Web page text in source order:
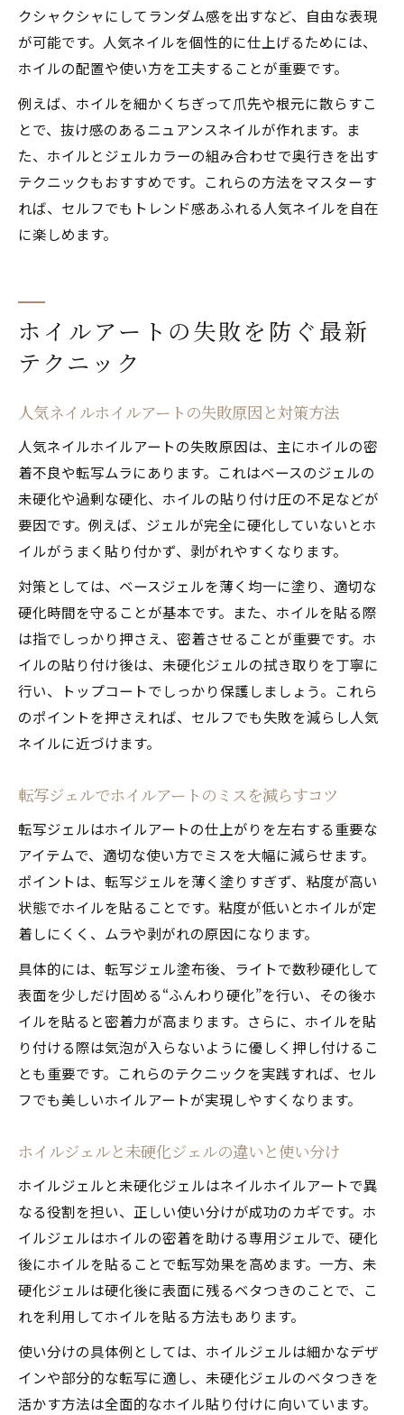
クシャクシャにしてランダム感を出すなど、自由な表現
が可能です。人気ネイルを個性的に仕上げるためには、
ホイルの配置や使い方を工夫することが重要です。
例えば、ホイルを細かくちぎって爪先や根元に散らすこ
とで、抜け感のあるニュアンスネイルが作れます。ま
た、ホイルとジェルカラーの組み合わせで奥行きを出す
テクニックもおすすめです。これらの方法をマスターす
れば、セルフでもトレンド感あふれる人気ネイルを自在
に楽しめます。
ホイルアートの失敗を防ぐ最新
テクニック
人気ネイルホイルアートの失敗原因と対策方法
人気ネイルホイルアートの失敗原因は、主にホイルの密
着不良や転写ムラにあります。これはベースのジェルの
未硬化や過剰な硬化、ホイルの貼り付け圧の不足などが
要因です。例えば、ジェルが完全に硬化していないとホ
イルがうまく貼り付かず、剥がれやすくなります。
対策としては、ベースジェルを薄く均一に塗り、適切な
硬化時間を守ることが基本です。また、ホイルを貼る際
は指でしっかり押さえ、密着させることが重要です。ホ
イルの貼り付け後は、未硬化ジェルの拭き取りを丁寧に
行い、トップコートでしっかり保護しましょう。これら
のポイントを押さえれば、セルフでも失敗を減らし人気
ネイルに近づけます。
転写ジェルでホイルアートのミスを減らすコツ
転写ジェルはホイルアートの仕上がりを左右する重要な
アイテムで、適切な使い方でミスを大幅に減らせます。
ポイントは、転写ジェルを薄く塗りすぎず、粘度が高い
状態でホイルを貼ることです。粘度が低いとホイルが定
着しにくく、ムラや剥がれの原因になります。
具体的には、転写ジェル塗布後、ライトで数秒硬化して
表面を少しだけ固める“ふんわり硬化”を行い、その後ホ
イルを貼ると密着力が高まります。さらに、ホイルを貼
り付ける際は気泡が入らないように優しく押し付けるこ
とも重要です。これらのテクニックを実践すれば、セル
フでも美しいホイルアートが実現しやすくなります。
ホイルジェルと未硬化ジェルの違いと使い分け
ホイルジェルと未硬化ジェルはネイルホイルアートで異
なる役割を担い、正しい使い分けが成功のカギです。ホ
イルジェルはホイルの密着を助ける専用ジェルで、硬化
後にホイルを貼ることで転写効果を高めます。一方、未
硬化ジェルは硬化後に表面に残るベタつきのことで、こ
れを利用してホイルを貼る方法もあります。
使い分けの具体例としては、ホイルジェルは細かなデザ
インや部分的な転写に適し、未硬化ジェルのベタつきを
活かす方法は全面的なホイル貼り付けに向いています。